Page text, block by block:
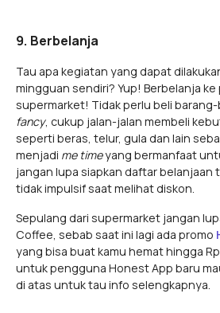
9. Berbelanja
Tau apa kegiatan yang dapat
mingguan sendiri? Yup! Berbelanja ke
supermarket! Tidak perlu beli
fancy, cukup jalan-jalan membeli
seperti beras, telur, gula dan lain
menjadi me timeyang bermanfaat
jangan lupa siapkan daftar belanjaan
tidak impulsif saat melihat diskon.
Sepulang dari supermarket jangan
Coffee, sebab saat ini lagi ada promo
yang bisa buat kamu hemat hingga
untuk pengguna Honest App baru
di atas untuk tau info selengkapnya.